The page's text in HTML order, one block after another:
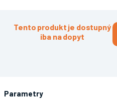
Tento produkt je dostupný
iba na dopyt
Parametry